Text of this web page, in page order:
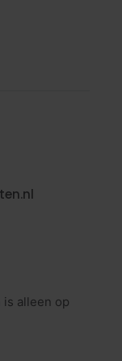
is alleen op